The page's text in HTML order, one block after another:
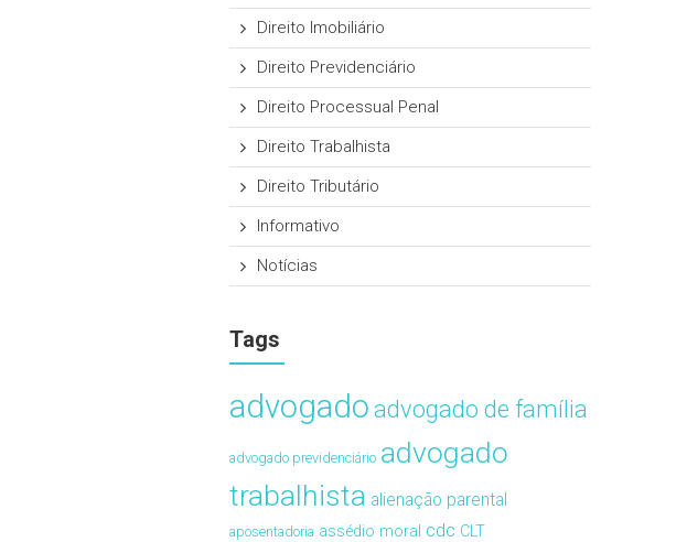
Direito Imobiliário
Direito Previdenciário
Direito Processual Penal
Direito Trabalhista
Direito Tributário
Informativo
Notícias
Tags
advogado advogado de família
advogado previdenciário advogado
trabalhista alienação parental
aposentadoria assédio moral cdc CLT